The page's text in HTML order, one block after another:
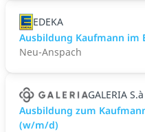
EDEKA
Ausbildung Kaufmann im
Neu-Anspach
GALERIA
Ausbildung zum
(w/m/d)